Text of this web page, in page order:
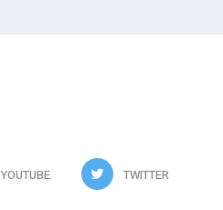
YOUTUBE TWITTER